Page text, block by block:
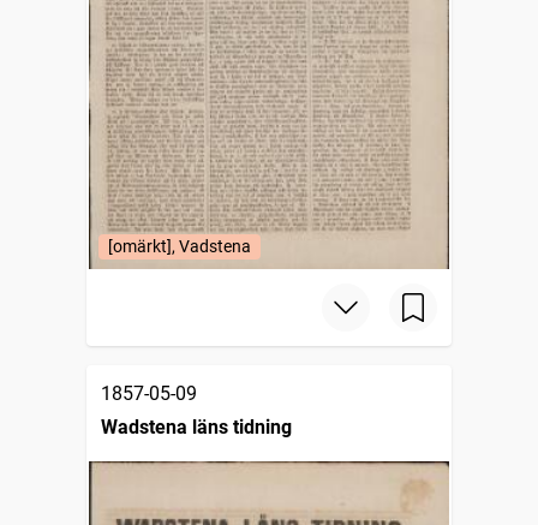
[omärkt], Vadstena
1857-05-09
Wadstena läns tidning